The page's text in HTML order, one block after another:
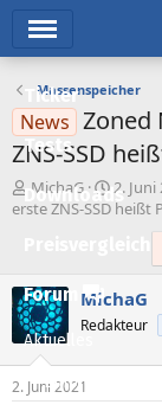
Ticker
Tests
Downloads
Forum
Aktuelles
Empfohlene
Massenspeicher
News Zoned
ZNS-SSD
E
r
l
l
e
r
MichaG
E
r
l
l
t
2. Juni
erste ZNS-SSD heißt
MichaG
Redakteur
2. Juni 2021